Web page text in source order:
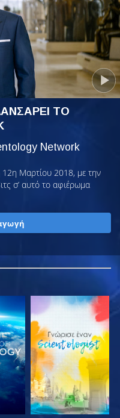
ΤΟ
Network
Μαρτίου 2018, με την
σ’ αυτό το αφιέρωμα